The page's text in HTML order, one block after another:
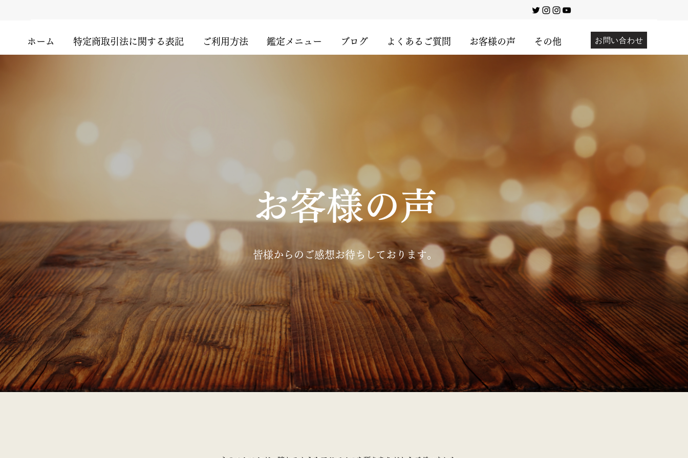
お問い合わせ
ホーム 特定商取引法に関する表記 ご利用方法 鑑定メニュー ブログ よくあるご質問 お客様の声 その他
お客様の声
皆様からのご感想お待ちしております。